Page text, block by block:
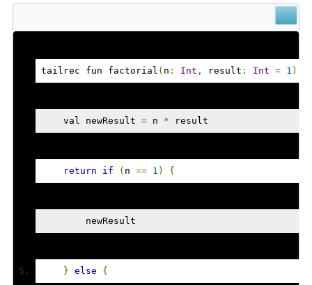
tailrec fun factorial ( n : Int , result : Int = 1 ):
val newResult = n * result
return if ( n == 1 ) {
newResult
} else {